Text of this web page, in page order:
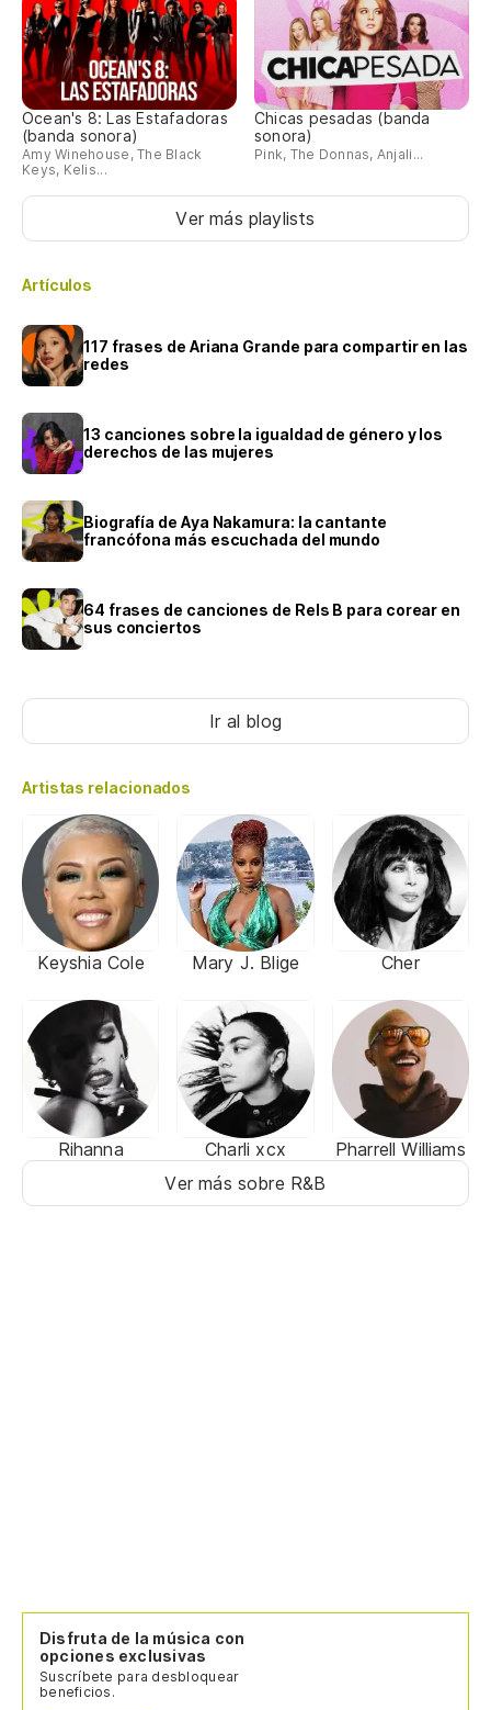
Ocean's 8: Las Estafadoras
(banda sonora)
Amy Winehouse, The Black
Keys, Kelis...
Chicas pesadas (banda
sonora)
Pink, The Donnas, Anjali...
Ver más playlists
Artículos
117 frases de Ariana Grande para compartir en las
redes
13 canciones sobre la igualdad de género y los
derechos de las mujeres
Biografía de Aya Nakamura: la cantante
francófona más escuchada del mundo
64 frases de canciones de Rels B para corear en
sus conciertos
Ir al blog
Artistas relacionados
Keyshia Cole Mary J. Blige Cher
Rihanna Charli xcx
Pharrell Williams
Ver más sobre R&B
Disfruta de la música con
opciones exclusivas
Suscríbete para desbloquear
beneficios.